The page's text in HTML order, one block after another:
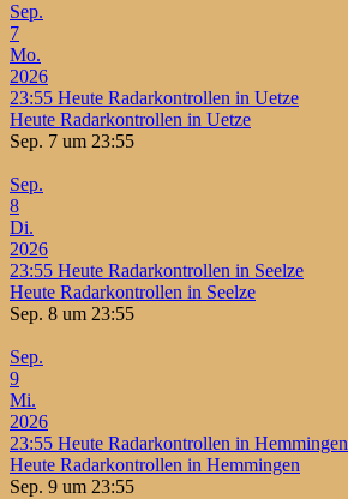
Sep.
7
Mo.
2026
23:55 Heute Radarkontrollen in Uetze
Heute Radarkontrollen in Uetze
Sep. 7 um 23:55
Sep.
8
Di.
2026
23:55 Heute Radarkontrollen in Seelze
Heute Radarkontrollen in Seelze
Sep. 8 um 23:55
Sep.
9
Mi.
2026
23:55 Heute Radarkontrollen in Hemmingen
Heute Radarkontrollen in Hemmingen
Sep. 9 um 23:55